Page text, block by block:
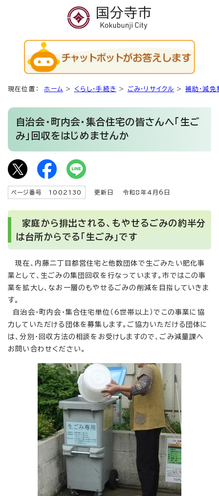
現在位置： ホーム > くらし・手続き > ごみ・リサイクル > 補助・減免
自治会・町内会・集合住宅の皆さんへ「生ご
み」回収をはじめませんか
ページ番号 1002130 更新日 令和8年4月6日
家庭から排出される、もやせるごみの約半分
は台所からでる「生ごみ」です
現在、内藤二丁目都営住宅と他数団体で生ごみたい肥化事
業として、生ごみの集団回収を行なっています。市ではこの事
業を拡大し、なお一層のもやせるごみの削減を目指していきま
す。
自治会・町内会・集合住宅単位（6世帯以上）でこの事業に協
力していただける団体を募集します。ご協力いただける団体に
は、分別・回収方法の相談をお受けしますので、ごみ減量課へ
お問い合わせください。